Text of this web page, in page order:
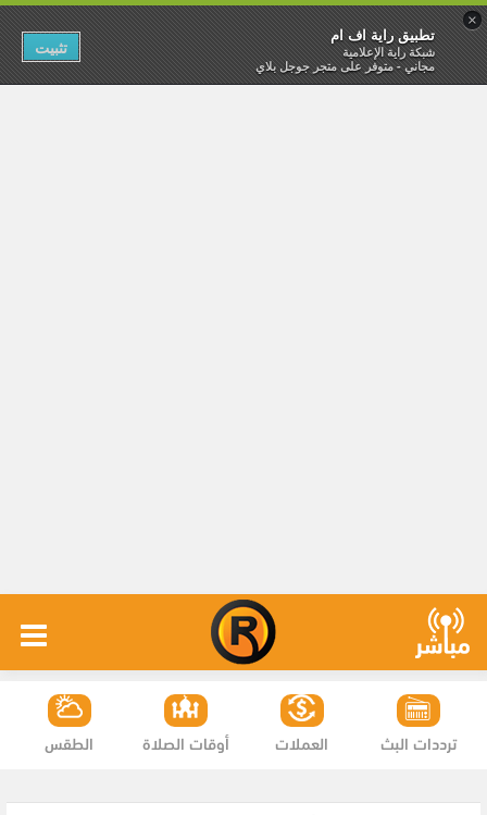
×
تطبيق راية اف ام
شبكة راية الإعلامية
مجاني - متوفر على متجر جوجل بلاي
تثبيت
الطقس أوقات الصلاة العملات ترددات البث